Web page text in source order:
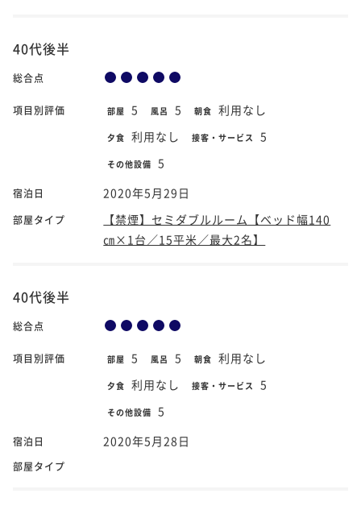
40代後半
総合点
項目別評価 部屋 5 風呂 5 朝食 利用なし
夕食 利用なし 接客・サービス 5
その他設備 5
宿泊日 2020年5月29日
部屋タイプ
【禁煙】セミダブルルーム【ベッド幅140
㎝×1台／15平米／最大2名】
40代後半
総合点
項目別評価 部屋 5 風呂 5 朝食 利用なし
夕食 利用なし 接客・サービス 5
その他設備 5
宿泊日 2020年5月28日
部屋タイプ